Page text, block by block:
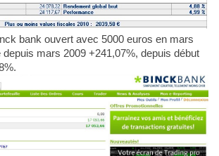
bank ouvert avec 5000 euros en mars
mars 2009 +241,07%, depuis début